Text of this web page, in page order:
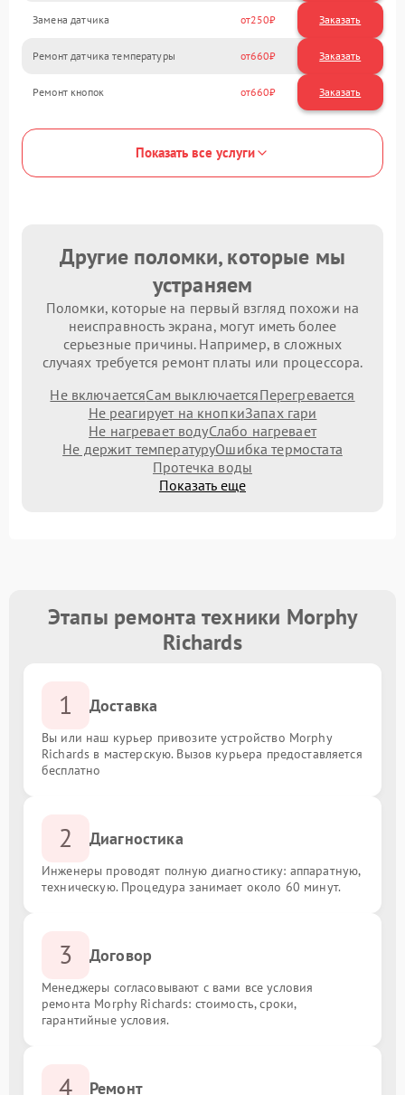
Замена датчика 250
Ремонт датчика температуры 660
Ремонт кнопок 660
Показать все услуги
Другие поломки, которые мы
устраняем
Поломки, которые на первый взгляд похожи на
неисправность экрана, могут иметь более
серьезные причины. Например, в сложных
случаях требуется ремонт платы или процессора.
Не включаетсяСам выключаетсяПерегревается
Не реагирует на кнопкиЗапах гари
Не нагревает водуСлабо нагревает
Не держит температуруОшибка термостата
Протечка воды
Показать еще
Этапы ремонта техники Morphy
Richards
1 Доставка
Вы или наш курьер привозите устройство Morphy
Richards в мастерскую. Вызов курьера предоставляется
бесплатно
2 Диагностика
Инженеры проводят полную диагностику: аппаратную,
техническую. Процедура занимает около 60 минут.
3 Договор
Менеджеры согласовывают с вами все условия
ремонта Morphy Richards: стоимость, сроки,
гарантийные условия.
4 Ремонт